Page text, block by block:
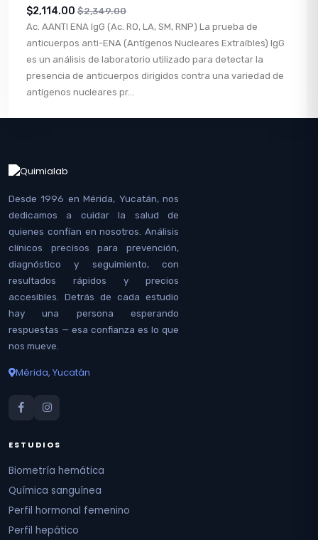
$2,114.00 $2,349.00
Ac. AANTI ENA IgG (Ac. RO, LA, SM, RNP) La prueba de
anticuerpos anti-ENA (Antígenos Nucleares Extraíbles) IgG
es un análisis de laboratorio utilizado para detectar la
presencia de anticuerpos dirigidos contra una variedad de
antígenos nucleares pr...
Desde 1996 en Mérida, Yucatán, nos
dedicamos a cuidar la salud de
quienes confían en nosotros. Análisis
clínicos precisos para prevención,
diagnóstico y seguimiento, con
resultados rápidos y precios
accesibles. Detrás de cada estudio
hay una persona esperando
respuestas — esa confianza es lo que
nos mueve.
Mérida, Yucatán
ESTUDIOS
Biometría hemática
Química sanguínea
Perfil hormonal femenino
Perfil hepático